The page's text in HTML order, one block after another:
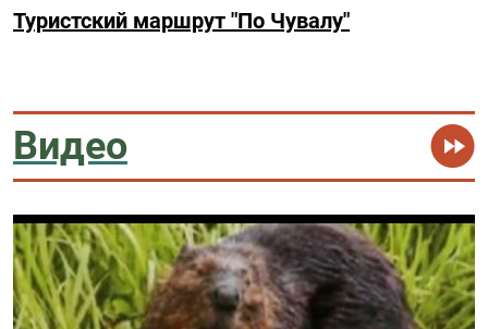
Туристский маршрут "По Чувалу"
Видео